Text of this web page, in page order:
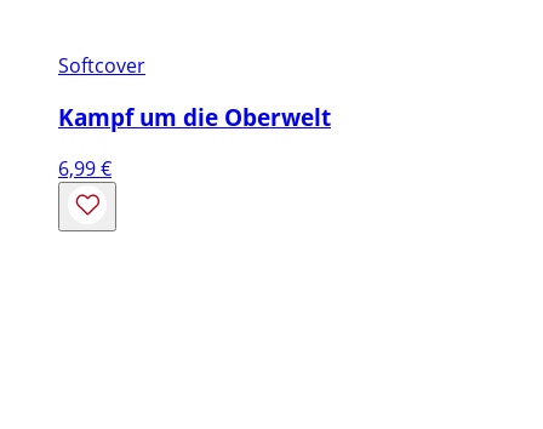
Softcover
Kampf um die Oberwelt
6,99€